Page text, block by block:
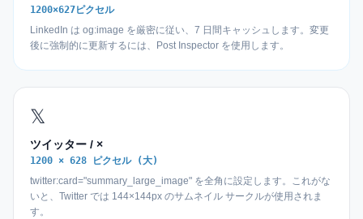
1200×627ピクセル
LinkedIn は og:image を厳密に従い、7 日間キャッシュします。変更
後に強制的に更新するには、Post Inspector を使用します。
𝕏
ツイッター / ×
1200 × 628 ピクセル (大)
twitter:card="summary_large_image" を全角に設定します。これがな
いと、Twitter では 144×144px のサムネイル サークルが使用されま
す。